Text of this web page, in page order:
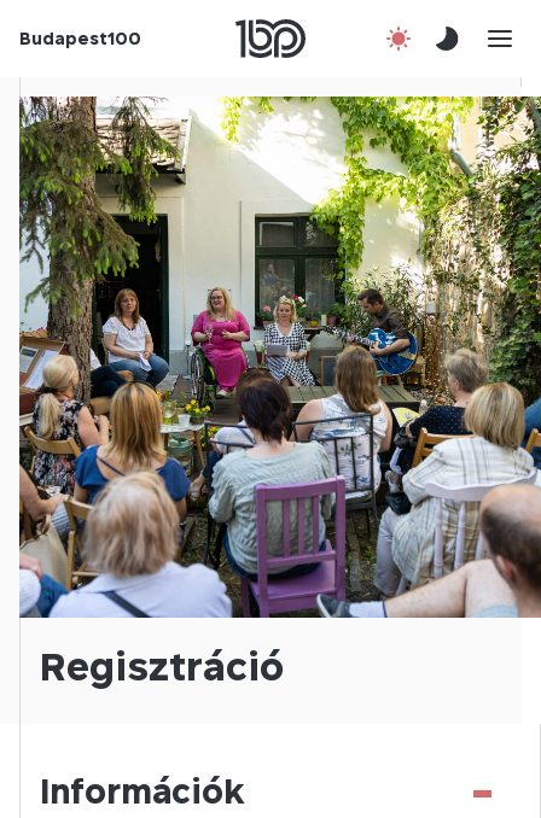
Budapest100
Csatlakozz!
Kapcsolat
En
Regisztráció
Információk -